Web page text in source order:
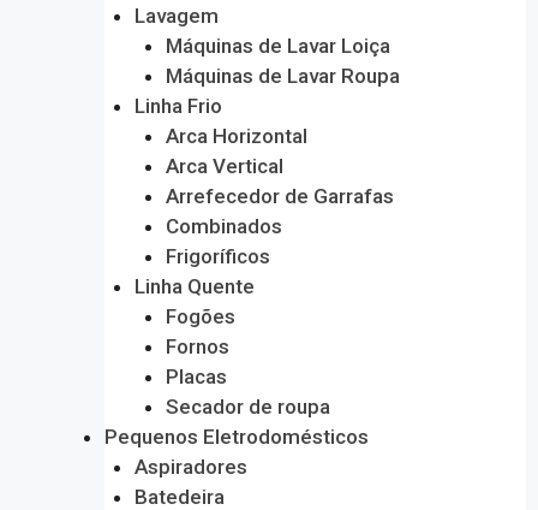
Lavagem
Máquinas de Lavar Loiça
Máquinas de Lavar Roupa
Linha Frio
Arca Horizontal
Arca Vertical
Arrefecedor de Garrafas
Combinados
Frigoríficos
Linha Quente
Fogões
Fornos
Placas
Secador de roupa
Pequenos Eletrodomésticos
Aspiradores
Batedeira